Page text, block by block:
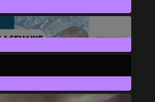
376Posts
6Posts